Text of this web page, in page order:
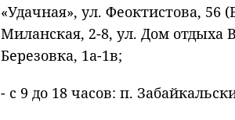
«Удачная», ул. Феоктистова, 56
Миланская, 2-8, ул. Дом отдыха
Березовка, 1а-1в;
- с 9 до 18 часов: п.